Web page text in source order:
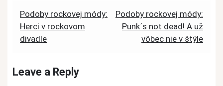
Post
navigation
Podoby rockovej módy:
Herci v rockovom
divadle
Podoby rockovej módy:
Punk´s not dead! A už
vôbec nie v štýle
Leave a Reply